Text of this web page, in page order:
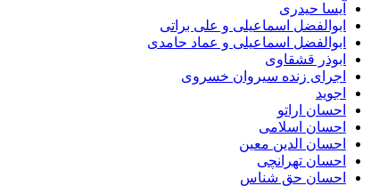
آیسا حیدری
ابوالفضل اسماعیلی و علی براتی
ابوالفضل اسماعیلی و عماد حامدی
ابوذر قشقاوی
اجرای زنده سیروان خسروی
اجوید
احسان اراتو
احسان اسلامی
احسان الدین معین
احسان تهرانچی
احسان حق شناس